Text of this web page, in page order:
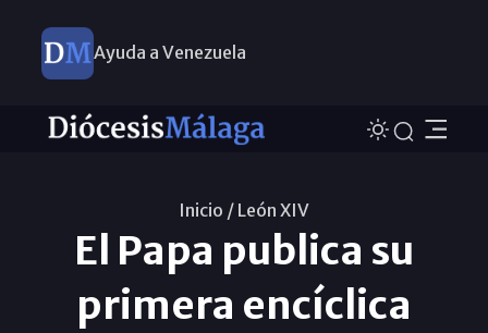
Ayuda a Venezuela
Inicio / León XIV
El Papa publica su
primera encíclica